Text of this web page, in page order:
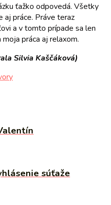
ťažko odpovedá. Všetky
aj práce. Práve teraz
a v tomto prípade sa len
práca aj relaxom.
Silvia Kaščáková)
súťaže